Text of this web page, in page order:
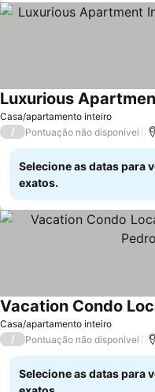
Casa/apartamento inteiro
Ver preços
/ Pontuação não disponível
Selecione as datas para
exatos.
Casa/apartamento inteiro
Ver preços
/ Pontuação não disponível
Selecione as datas para